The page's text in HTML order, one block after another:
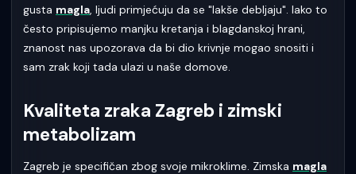
gusta magla, ljudi primjećuju da se "lakše debljaju". Iako to
često pripisujemo manjku kretanja i blagdanskoj hrani,
znanost nas upozorava da bi dio krivnje mogao snositi i
sam zrak koji tada ulazi u naše domove.
Kvaliteta zraka Zagreb i zimski
metabolizam
Zagreb je specifičan zbog svoje mikroklime. Zimska magla